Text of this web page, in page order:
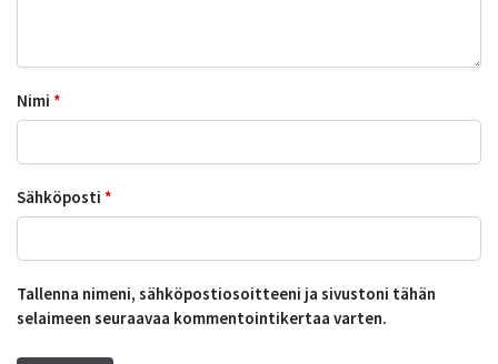
Nimi *
Sähköposti *
Tallenna nimeni, sähköpostiosoitteeni ja sivustoni tähän
selaimeen seuraavaa kommentointikertaa varten.